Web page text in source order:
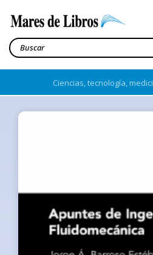
Ciencias, tecnología,